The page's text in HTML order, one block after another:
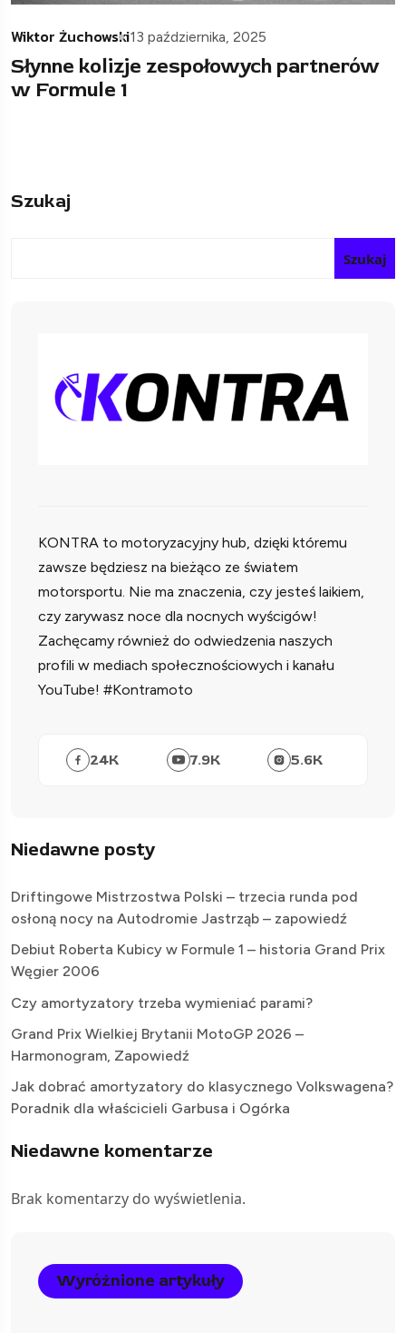
Wiktor Żuchowski13 października, 2025
Słynne kolizje zespołowych partnerów
w Formule 1
Szukaj
Szukaj
KONTRA to motoryzacyjny hub, dzięki któremu
zawsze będziesz na bieżąco ze światem
motorsportu. Nie ma znaczenia, czy jesteś laikiem,
czy zarywasz noce dla nocnych wyścigów!
Zachęcamy również do odwiedzenia naszych
profili w mediach społecznościowych i kanału
YouTube! #Kontramoto
24K 7.9K 5.6K
Niedawne posty
Driftingowe Mistrzostwa Polski – trzecia runda pod
osłoną nocy na Autodromie Jastrząb – zapowiedź
Debiut Roberta Kubicy w Formule 1 – historia Grand Prix
Węgier 2006
Czy amortyzatory trzeba wymieniać parami?
Grand Prix Wielkiej Brytanii MotoGP 2026 –
Harmonogram, Zapowiedź
Jak dobrać amortyzatory do klasycznego Volkswagena?
Poradnik dla właścicieli Garbusa i Ogórka
Niedawne komentarze
Brak komentarzy do wyświetlenia.
Wyróżnione artykuły